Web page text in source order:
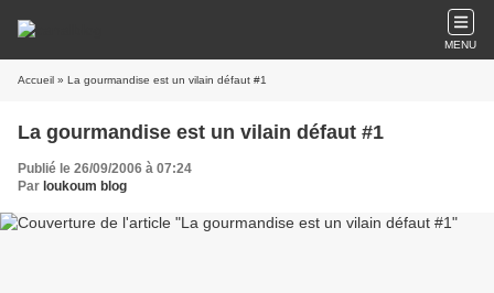
MENU
Accueil » La gourmandise est un vilain défaut #1
La gourmandise est un vilain défaut #1
Publié le 26/09/2006 à 07:24
Par loukoum blog